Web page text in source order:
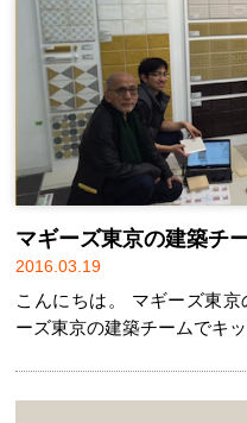
マギーズ東京の建築チ
2016.03.19
こんにちは。 マギーズ東
ーズ東京の建築チームでキ